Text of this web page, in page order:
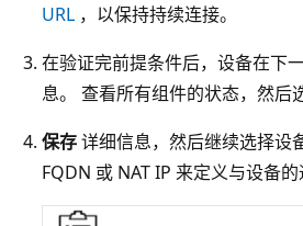
URL ，以保持持续连接。
在验证完前提条件后，设备在下
息。 查看所有组件的状态，然后
保存详细信息，然后继续选择设
FQDN 或 NAT IP 来定义与设备的